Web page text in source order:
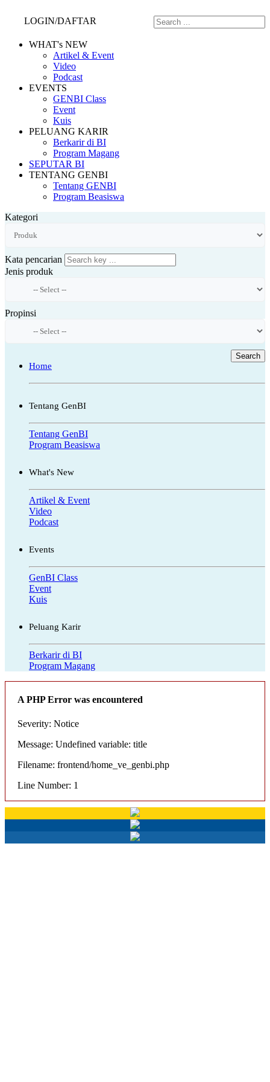
LOGIN/DAFTAR
WHAT's NEW
Artikel & Event
Video
Podcast
EVENTS
GENBI Class
Event
Kuis
PELUANG KARIR
Berkarir di BI
Program Magang
SEPUTAR BI
TENTANG GENBI
Tentang GENBI
Program Beasiswa
Kategori
Kata pencarian
Jenis produk
Propinsi
Search
Home
Tentang GenBI
Tentang GenBI
Program Beasiswa
What's New
Artikel & Event
Video
Podcast
Events
GenBI Class
Event
Kuis
Peluang Karir
Berkarir di BI
Program Magang
A PHP Error was encountered
Severity: Notice
Message: Undefined variable: title
Filename: frontend/home_ve_genbi.php
Line Number: 1